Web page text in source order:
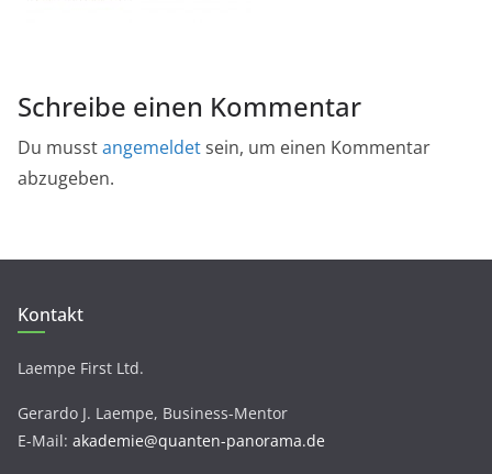
Schreibe einen Kommentar
Du musstangemeldetsein, um einen Kommentar
abzugeben.
Kontakt
Laempe First Ltd.
Gerardo J. Laempe, Business-Mentor
E-Mail: akademie@quanten-panorama.de